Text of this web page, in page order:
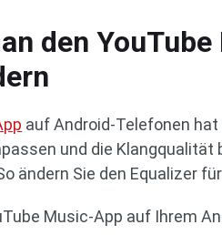
den
auf Android-Telefonen
und die Klangqualität
ändern Sie den Equalizer
Music-App auf Ihrem